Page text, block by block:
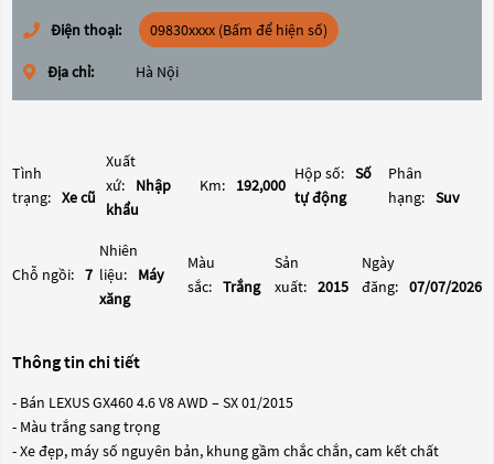
Điện thoại: 09830xxxx (Bấm để hiện số)
Địa chỉ: Hà Nội
Tình
trạng: Xe cũ
Xuất
xứ:
Nhập
khẩu
Km: 192,000
Hộp số: Số
tự động
Phân
hạng: Suv
Chỗ ngồi: 7
Nhiên
liệu:
Máy
xăng
Màu
sắc: Trắng
Sản
xuất: 2015
Ngày
đăng: 07/07/2026
Thông tin chi tiết
- Bán LEXUS GX460 4.6 V8 AWD – SX 01/2015
- Màu trắng sang trọng
- Xe đẹp, máy số nguyên bản, khung gầm chắc chắn, cam kết chất